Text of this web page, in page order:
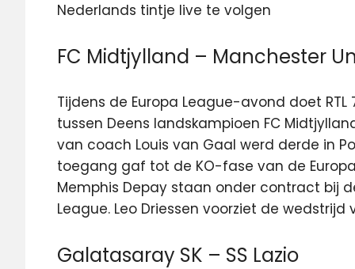
Nederlands tintje live te volgen
FC Midtjylland – Manchester
Tijdens de Europa League-avond doet
tussen Deens landskampioen FC
van coach Louis van Gaal werd derde in
toegang gaf tot de KO-fase van de
Memphis Depay staan onder contract bij
League. Leo Driessen voorziet de
Galatasaray SK – SS Lazio